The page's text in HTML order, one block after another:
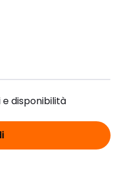
disponibilità